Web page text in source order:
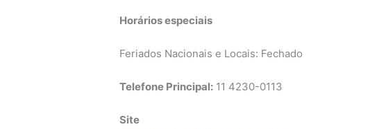
Horários especiais
Feriados Nacionais e Locais: Fechado
Telefone Principal: 11 4230-0113
Site